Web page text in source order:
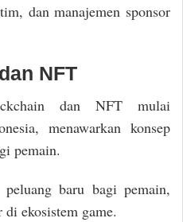
dan manajemen sponsor
NFT
dan NFT mulai
menawarkan konsep
pemain.
baru bagi pemain,
di ekosistem game.